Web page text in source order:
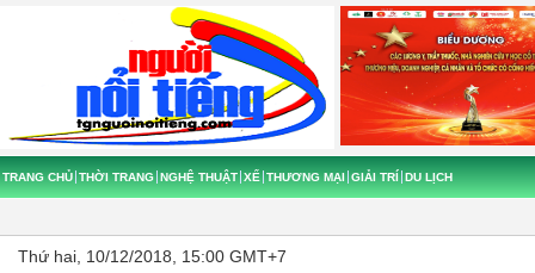
TRANG CHỦ THỜI TRANG NGHỆ THUẬT XẾ THƯƠNG MẠI GIẢI TRÍ DU LỊCH
Thứ hai, 10/12/2018, 15:00 GMT+7